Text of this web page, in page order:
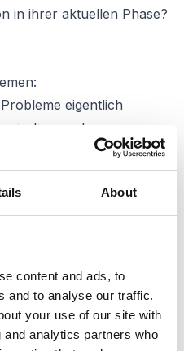
About
content and ads, to
and to analyse our traffic.
your use of our site with
analytics partners who
in ihrer aktuellen Phase?
eigentlich
sind.
Führungsanforderungen
Führung zum Bottleneck
Autonomie und
und
in komplexer Führung